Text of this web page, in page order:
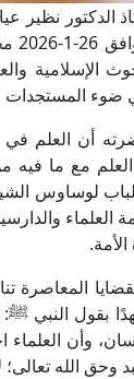
الدكتور نظير
الإسلامية
ضوء المستجدات
أن العلم في
العلم مع ما
لوساوس
العلماء
المعاصرة
بقول النبي ﷺ:
وأن
الله